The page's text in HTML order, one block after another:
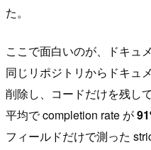
た。
ここで面白いのが、ドキュ
同じリポジトリからドキュ
削除し、コードだけを残し
平均で completion rate が
フィールドだけで測った